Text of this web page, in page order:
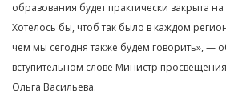
образования будет практически закрыта
Хотелось бы, чтоб так было в каждом
чем мы сегодня также будем говорить», —
вступительном слове Министр
Ольга Васильева.